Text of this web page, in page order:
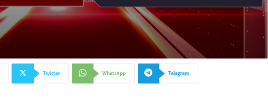
Twitter WhatsApp Telegram